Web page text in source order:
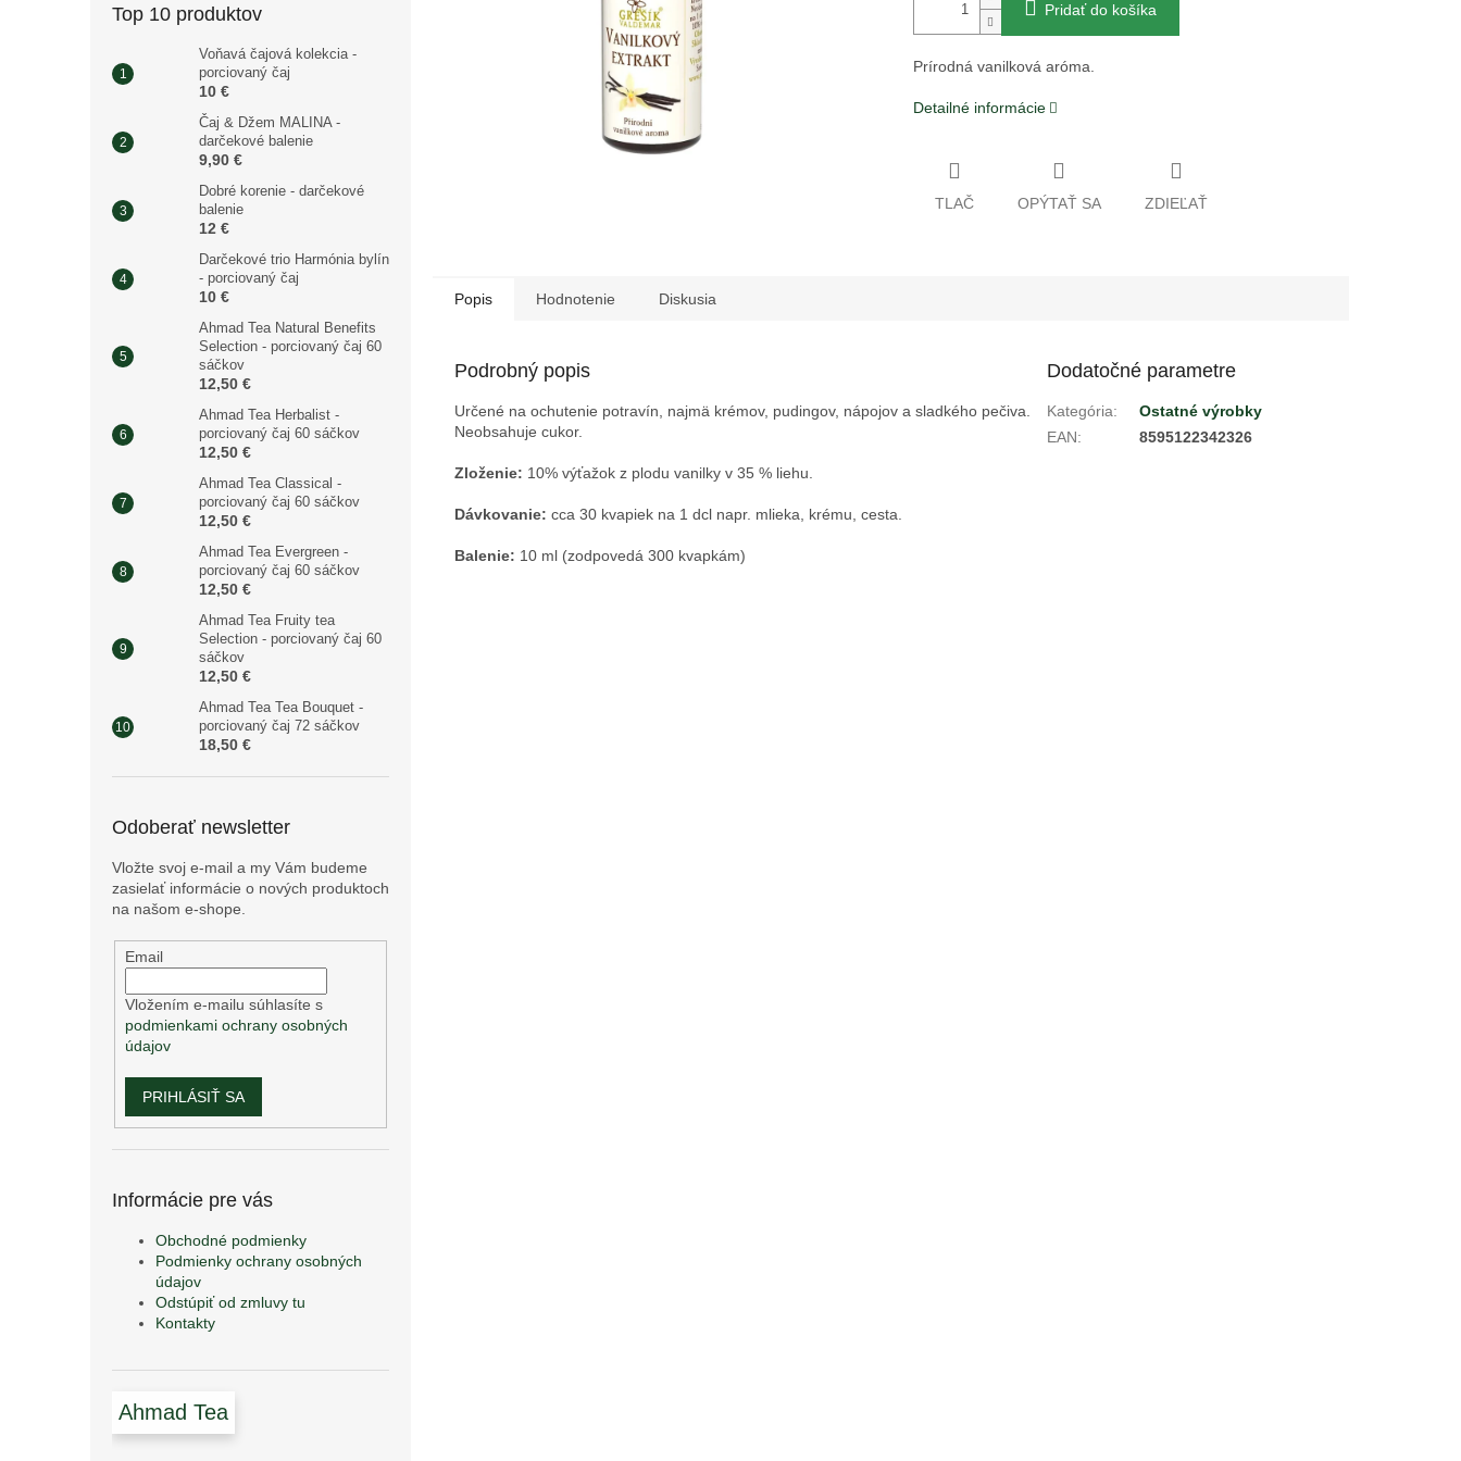
Top 10 produktov
Voňavá čajová kolekcia -
porciovaný čaj
10 €
Čaj & Džem MALINA -
darčekové balenie
9,90 €
Dobré korenie - darčekové
balenie
12 €
Darčekové trio Harmónia bylín
- porciovaný čaj
10 €
Ahmad Tea Natural Benefits
Selection - porciovaný čaj 60
sáčkov
12,50 €
Ahmad Tea Herbalist -
porciovaný čaj 60 sáčkov
12,50 €
Ahmad Tea Classical -
porciovaný čaj 60 sáčkov
12,50 €
Ahmad Tea Evergreen -
porciovaný čaj 60 sáčkov
12,50 €
Ahmad Tea Fruity tea
Selection - porciovaný čaj 60
sáčkov
12,50 €
Ahmad Tea Tea Bouquet -
porciovaný čaj 72 sáčkov
18,50 €
Odoberať newsletter
Vložte svoj e-mail a my Vám budeme
zasielať informácie o nových produktoch
na našom e-shope.
Email
Vložením e-mailu súhlasíte s
podmienkami ochrany osobných
údajov
PRIHLÁSIŤ SA
Informácie pre vás
Obchodné podmienky
Podmienky ochrany osobných
údajov
Odstúpiť od zmluvy tu
Kontakty
Ahmad Tea
Pridať do košíka
Prírodná vanilková aróma.
Detailné informácie
TLAČ OPÝTAŤ SA ZDIEĽAŤ
Popis Hodnotenie Diskusia
Podrobný popis
Určené na ochutenie potravín, najmä krémov, pudingov, nápojov a sladkého pečiva.
Neobsahuje cukor.
Zloženie: 10% výťažok z plodu vanilky v 35 % liehu.
Dávkovanie: cca 30 kvapiek na 1 dcl napr. mlieka, krému, cesta.
Balenie: 10 ml (zodpovedá 300 kvapkám)
Dodatočné parametre
Kategória:
Ostatné výrobky
EAN: 8595122342326